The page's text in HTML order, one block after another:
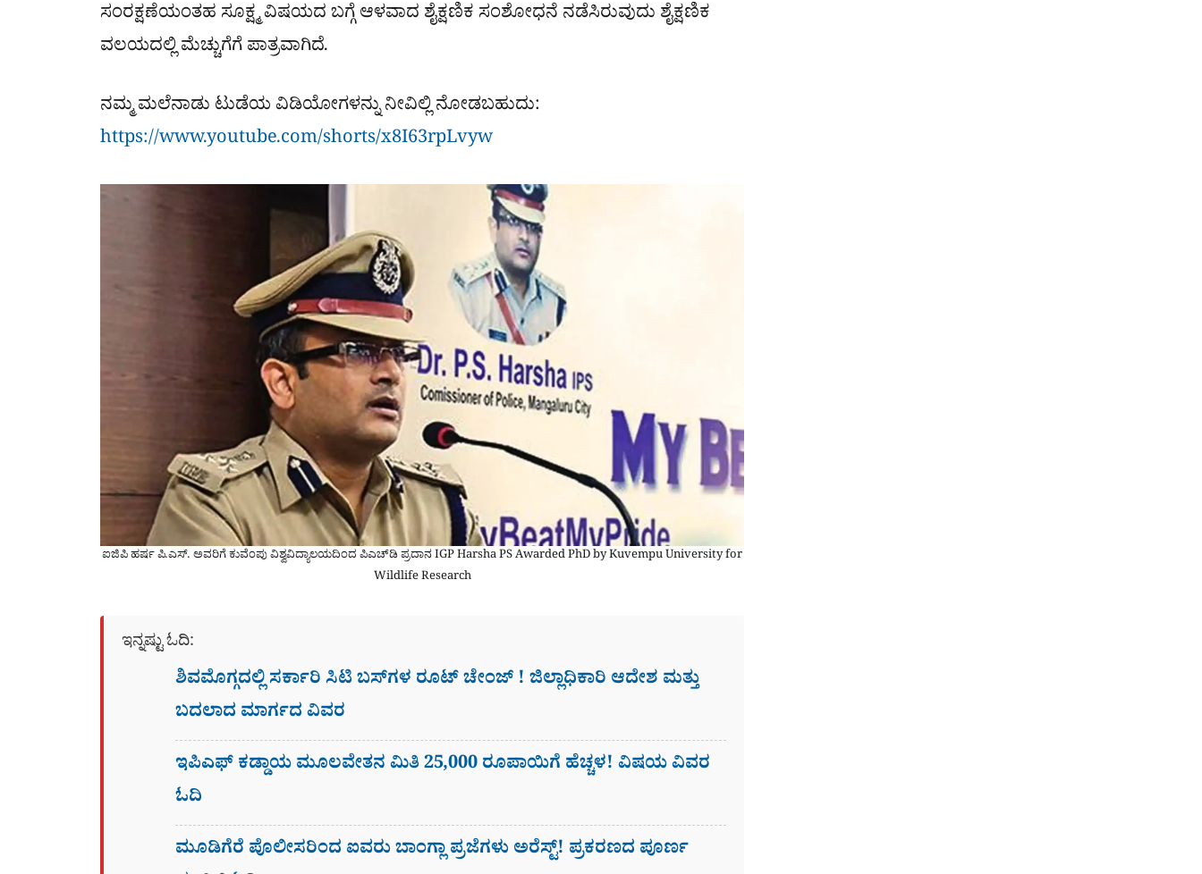
ಸಂರಕ್ಷಣೆಯಂತಹ ಸೂಕ್ಷ್ಮ ವಿಷಯದ ಬಗ್ಗೆ ಆಳವಾದ ಶೈಕ್ಷಣಿಕ ಸಂಶೋಧನೆ ನಡೆಸಿರುವುದು ಶೈಕ್ಷಣಿಕ
ವಲಯದಲ್ಲಿ ಮೆಚ್ಚುಗೆಗೆ ಪಾತ್ರವಾಗಿದೆ.
ನಮ್ಮ ಮಲೆನಾಡು ಟುಡೆಯ ವಿಡಿಯೋಗಳನ್ನು ನೀವಿಲ್ಲಿ ನೋಡಬಹುದು:
https://www.youtube.com/shorts/x8I63rpLvyw
ಐಜಿಪಿ ಹರ್ಷ ಪಿ.ಎಸ್. ಅವರಿಗೆ ಕುವೆಂಪು ವಿಶ್ವವಿದ್ಯಾಲಯದಿಂದ ಪಿಎಚ್‌ಡಿ ಪ್ರದಾನ IGP Harsha PS Awarded PhD by Kuvempu University for
Wildlife Research
ಇನ್ನಷ್ಟು ಓದಿ:
ಶಿವಮೊಗ್ಗದಲ್ಲಿ ಸರ್ಕಾರಿ ಸಿಟಿ ಬಸ್​ಗಳ ರೂಟ್ ಚೇಂಜ್ ! ಜಿಲ್ಲಾಧಿಕಾರಿ ಆದೇಶ ಮತ್ತು
ಬದಲಾದ ಮಾರ್ಗದ ವಿವರ
ಇಪಿಎಫ್ ಕಡ್ಡಾಯ ಮೂಲವೇತನ ಮಿತಿ 25,000 ರೂಪಾಯಿಗೆ ಹೆಚ್ಚಳ! ವಿಷಯ ವಿವರ
ಓದಿ
ಮೂಡಿಗೆರೆ ಪೊಲೀಸರಿಂದ ಐವರು ಬಾಂಗ್ಲಾ ಪ್ರಜೆಗಳು ಅರೆಸ್ಟ್! ಪ್ರಕರಣದ ಪೂರ್ಣ